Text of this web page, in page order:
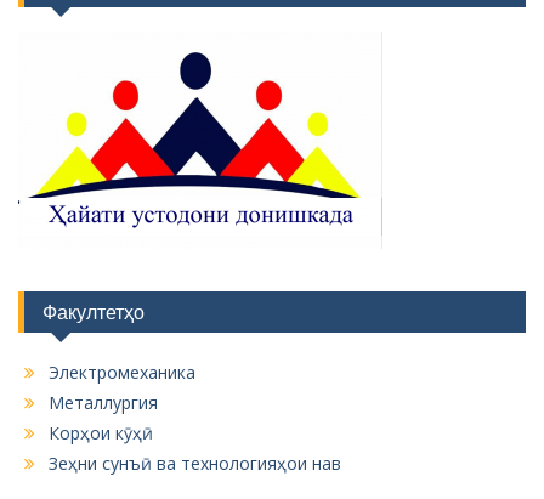
Факултетҳо
Электромеханика
Металлургия
Корҳои кӯҳӣ
Зеҳни сунъӣ ва технологияҳои нав